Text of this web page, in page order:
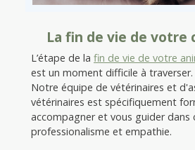
La fin de vie de votre
L’étape de la fin de vie de votre
est un moment difficile à traverser.
Notre équipe de vétérinaires et
vétérinaires est spécifiquement
accompagner et vous guider dans
professionalisme et empathie.